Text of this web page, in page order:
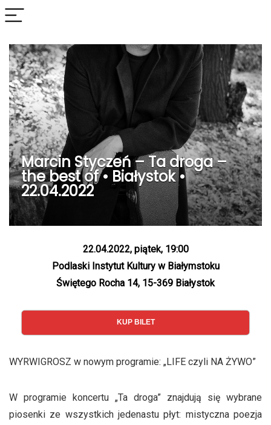
Marcin Styczeń – Ta droga –
the best of • Białystok •
22.04.2022
22.04.2022, piątek, 19:00
Podlaski Instytut Kultury w Białymstoku
Świętego Rocha 14, 15-369 Białystok
KUP BILET
WYRWIGROSZ w nowym programie: „LIFE czyli NA ŻYWO”
W programie koncertu „Ta droga” znajdują się wybrane
piosenki ze wszystkich jedenastu płyt: mistyczna poezja